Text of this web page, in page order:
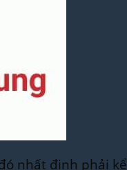
nhất định phải